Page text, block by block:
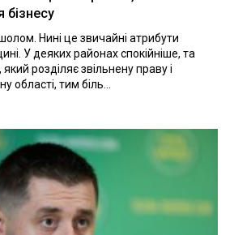
бізнесу
Нині це звичайні атрибути
У деяких районах спокійніше, та
розділяє звільнену праву і
області, тим біль...